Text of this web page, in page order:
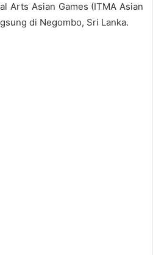
Arts Asian Games (ITMA Asian
di Negombo, Sri Lanka.